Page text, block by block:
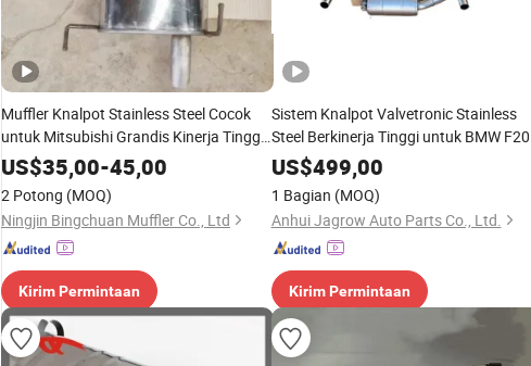
Muffler Knalpot Stainless Steel Cocok
untuk Mitsubishi Grandis Kinerja Tinggi
Mobil
US$35,00-45,00
2 Potong (MOQ)
Ningjin Bingchuan Muffler Co., Ltd
Kirim Permintaan
Sistem Knalpot Valvetronic Stainless
Steel Berkinerja Tinggi untuk BMW F20
US$499,00
1 Bagian (MOQ)
Anhui Jagrow Auto Parts Co., Ltd.
Kirim Permintaan